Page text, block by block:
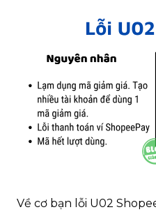
Về cơ bạn lỗi U02